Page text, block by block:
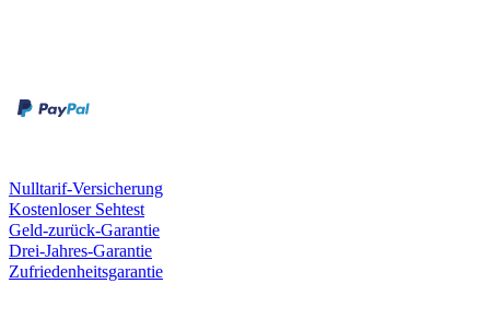
Nulltarif-Versicherung
Kostenloser Sehtest
Geld-zurück-Garantie
Drei-Jahres-Garantie
Zufriedenheitsgarantie